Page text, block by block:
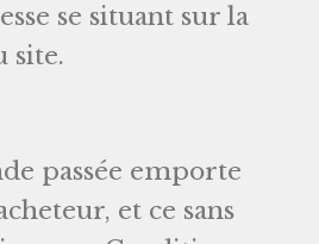
se situant sur la
site.
passée emporte
et ce sans